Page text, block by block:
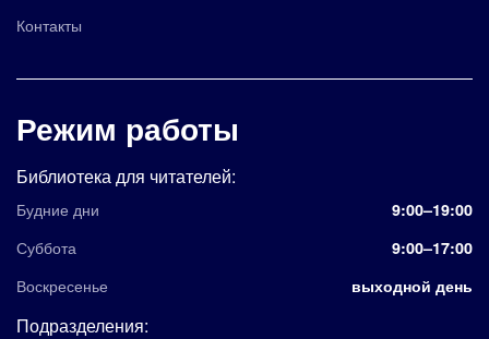
Контакты
Режим работы
Библиотека для читателей:
Будние дни 9:00–19:00
Суббота 9:00–17:00
Воскресенье выходной день
Подразделения: